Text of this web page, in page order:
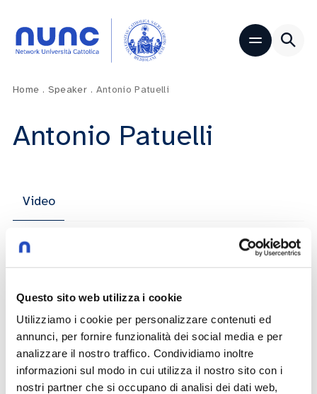
Questo sito web utilizza i cookie
Utilizziamo i cookie per personalizzare contenuti ed
annunci, per fornire funzionalità dei social media e per
analizzare il nostro traffico. Condividiamo inoltre
informazioni sul modo in cui utilizza il nostro sito con i
nostri partner che si occupano di analisi dei dati web,
Home . Speaker . Antonio Patuelli
Antonio Patuelli
Video
14/03/2024